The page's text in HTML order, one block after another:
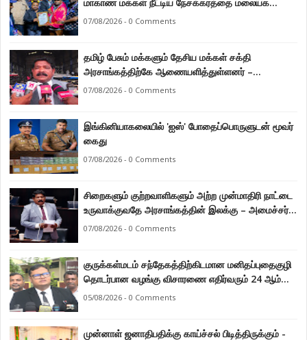
மக்கள் ஒருபோதும் மறக்கமாட்டார்கள் : நுவரெலியா
07/08/2026 - 0 Comments
தமிழ் பேசும் மக்களும் தேசிய மக்கள் சக்தி
அரசாங்கத்திற்கே ஆணையளித்துள்ளனர் –
கடற்றொழில் அமைச்சர் இராமலிங்கம் சந்திரசேகர்
07/08/2026 - 0 Comments
இங்கினியாகலையில் 'ஐஸ்' போதைப்பொருளுடன் மூவர்
கைது
07/08/2026 - 0 Comments
சிறைகளும் குற்றவாளிகளும் அற்ற முன்மாதிரி நாட்டை
உருவாக்குவதே அரசாங்கத்தின் இலக்கு – அமைச்சர்
இராமலிங்கம் சந்திரசேகர்
07/08/2026 - 0 Comments
குருக்கள்மடம் சந்தேகத்திற்கிடமான மனிதப்புதைகுழி
தொடர்பான வழங்கு விசாரணை எதிர்வரும் 24 ஆம்
திகதிக்கு தவணையிடப்பட்டுள்ளது.
05/08/2026 - 0 Comments
முன்னாள் ஜனாதிபதிக்கு காய்ச்சல் பிடித்திருக்கும் -